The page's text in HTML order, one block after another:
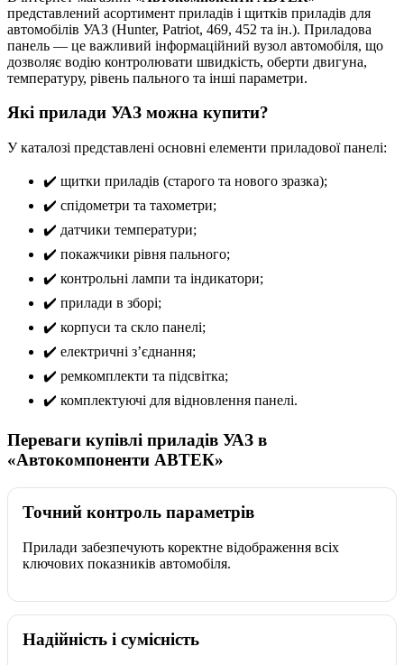
представлений асортимент приладів і щитків приладів для
автомобілів УАЗ (Hunter, Patriot, 469, 452 та ін.). Приладова
панель — це важливий інформаційний вузол автомобіля, що
дозволяє водію контролювати швидкість, оберти двигуна,
температуру, рівень пального та інші параметри.
Які прилади УАЗ можна купити?
У каталозі представлені основні елементи приладової панелі:
✔️ щитки приладів (старого та нового зразка);
✔️ спідометри та тахометри;
✔️ датчики температури;
✔️ покажчики рівня пального;
✔️ контрольні лампи та індикатори;
✔️ прилади в зборі;
✔️ корпуси та скло панелі;
✔️ електричні з’єднання;
✔️ ремкомплекти та підсвітка;
✔️ комплектуючі для відновлення панелі.
Переваги купівлі приладів УАЗ в
«Автокомпоненти АВТЕК»
Точний контроль параметрів
Прилади забезпечують коректне відображення всіх
ключових показників автомобіля.
Надійність і сумісність